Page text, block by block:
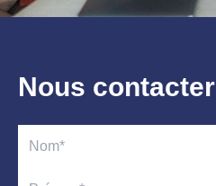
Nous contacter